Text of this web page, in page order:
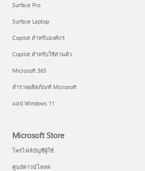
Surface Pro
Surface Laptop
Copilot สำหรับองค์กร
Copilot สำหรับใช้ส่วนตัว
Microsoft 365
สำรวจผลิตภัณฑ์ Microsoft
แอป Windows 11
Microsoft Store
โพรไฟล์บัญชีผู้ใช้
ศูนย์ดาวน์โหลด